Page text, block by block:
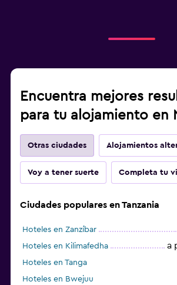
Encuentra mejores
para tu alojamiento en
Otras ciudades Alojamientos
Voy a tener suerte Completa tu
Ciudades populares en Tanzania
Hoteles en Zanzíbar
Hoteles en Kilimafedha a
Hoteles en Tanga
Hoteles en Bwejuu